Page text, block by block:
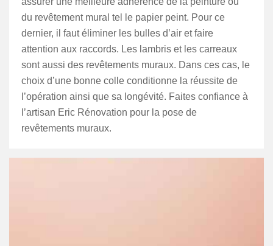
du revêtement mural tel le papier peint. Pour ce
dernier, il faut éliminer les bulles d’air et faire
attention aux raccords. Les lambris et les carreaux
sont aussi des revêtements muraux. Dans ces cas, le
choix d’une bonne colle conditionne la réussite de
l’opération ainsi que sa longévité. Faites confiance à
l’artisan Eric Rénovation pour la pose de
revêtements muraux.